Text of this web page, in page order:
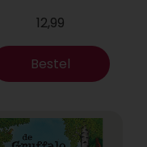
12,99
Bestel